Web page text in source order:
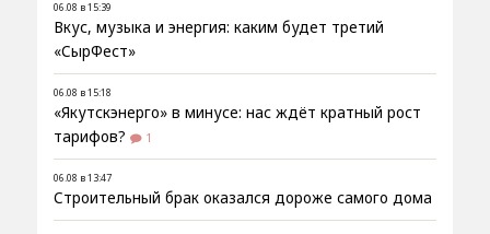
06.08 в 15:39
Вкус, музыка и энергия: каким будет третий
«СырФест»
06.08 в 15:18
«Якутскэнерго» в минусе: нас ждёт кратный рост
тарифов?
1
06.08 в 13:47
Строительный брак оказался дороже самого дома